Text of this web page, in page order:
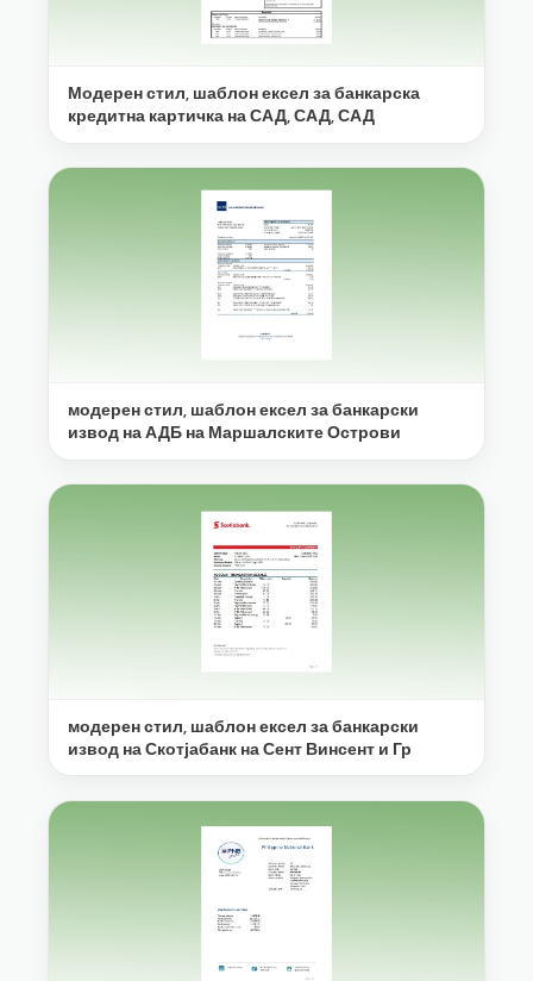
Модерен стил, шаблон ексел за банкарска
кредитна картичка на САД, САД, САД
модерен стил, шаблон ексел за банкарски
извод на АДБ на Маршалските Острови
модерен стил, шаблон ексел за банкарски
извод на Скотјабанк на Сент Винсент и Гр